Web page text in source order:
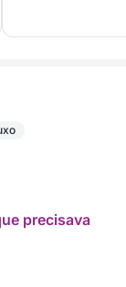
precisava